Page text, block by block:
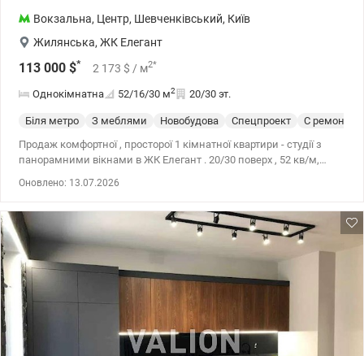
Вокзальна, Центр, Шевченківський, Київ
Жилянська, ЖК Елегант
113 000 $* 2 173 $ / м2*
Однокімнатна 52/16/30 м2 20/30 эт.
Біля метро З меблями Новобудова Спецпроект
С ремонтом
Продаж комфортної , просторої 1 кімнатної квартири - студії з
панорамними вікнами в ЖК Елегант . 20/30 поверх , 52 кв/м,
Будинок розташован у самому центрі Київа, поруч з історичним
та культурним центром столиці , бізнес- центрами . Поруч метро
Вокзальна та Університет, ботанічний сад , супермаркети , кафе
та вся необхідна інфраструктура. 044 200 10 80 Valion.ua/1140014
Оновлено: 13.07.2026